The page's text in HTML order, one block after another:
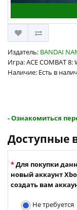
Издатель: BANDAI
Игра: ACE COMBAT
Наличие: Есть в
- Ознакомиться
Доступные
Для покупки
новый аккаунт
создать вам
Не требуется